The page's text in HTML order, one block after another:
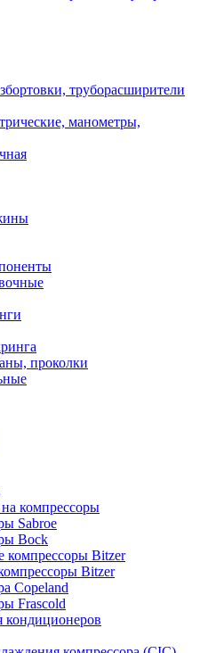
труборасширители
манометры,
проколки
компрессоры
Sabroe
Bock
Bitzer
Bitzer
Copeland
Frascold
кондиционеров